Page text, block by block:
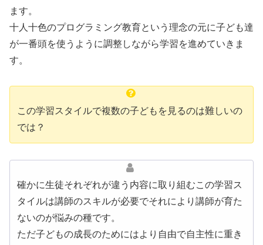
ます。
十人十色のプログラミング教育という理念の元に子ども達
が一番頭を使うように調整しながら学習を進めていきま
す。
この学習スタイルで複数の子どもを見るのは難しいの
では？
確かに生徒それぞれが違う内容に取り組むこの学習ス
タイルは講師のスキルが必要でそれにより講師が育た
ないのが悩みの種です。
ただ子どもの成長のためにはより自由で自主性に重き